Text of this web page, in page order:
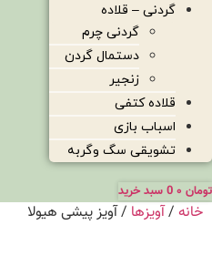
گردنی – قلاده
گردنی چرم
دستمال گردن
زنجیر
قلاده کتفی
اسباب بازی
تشویقی سگ وگربه
تومان 0 سبد خرید
خانه /آویزها / آویز پیشی هیولا